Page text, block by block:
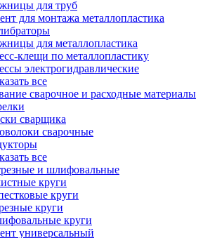
для труб
для монтажа металлопластика
для металлопластика
клещи по металлопластику
электрогидравлические
все
сварочное и расходные материалы
сварщика
сварочные
все
и шлифовальные
круги
круги
круги
круги
универсальный